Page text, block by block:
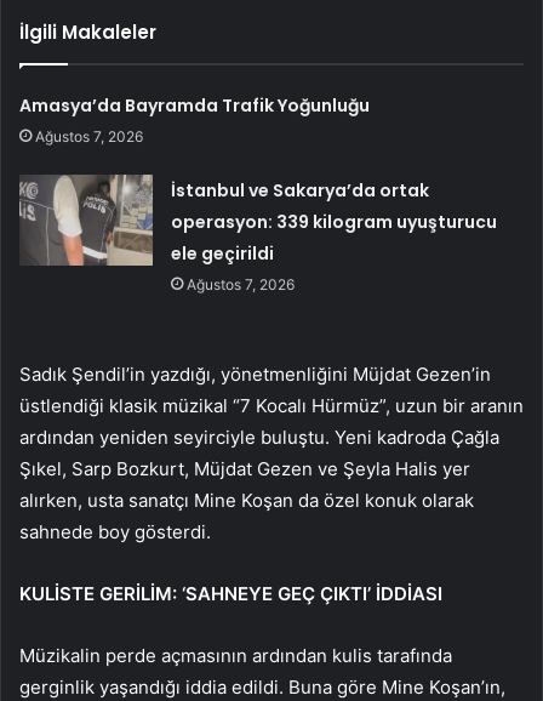
İlgili Makaleler
Amasya’da Bayramda Trafik Yoğunluğu
Ağustos 7, 2026
İstanbul ve Sakarya’da ortak
operasyon: 339 kilogram uyuşturucu
ele geçirildi
Ağustos 7, 2026
Sadık Şendil’in yazdığı, yönetmenliğini Müjdat Gezen’in
üstlendiği klasik müzikal “7 Kocalı Hürmüz”, uzun bir aranın
ardından yeniden seyirciyle buluştu. Yeni kadroda Çağla
Şıkel, Sarp Bozkurt, Müjdat Gezen ve Şeyla Halis yer
alırken, usta sanatçı Mine Koşan da özel konuk olarak
sahnede boy gösterdi.
KULİSTE GERİLİM: ‘SAHNEYE GEÇ ÇIKTI’ İDDİASI
Müzikalin perde açmasının ardından kulis tarafında
gerginlik yaşandığı iddia edildi. Buna göre Mine Koşan’ın,